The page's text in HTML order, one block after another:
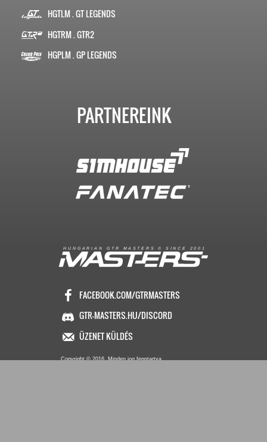
HGTLM . GT LEGENDS
HGTRM . GTR2
HGPLM . GP LEGENDS
PARTNEREINK
H U N G A R I A N G T R M A S T E R S © S I N C E 2 0 0 1
FACEBOOK.COM/GTRMASTERS
GTR-MASTERS.HU/DISCORD
ÜZENET KÜLDÉS
Copyright © 2016. Minden jog fenntartva